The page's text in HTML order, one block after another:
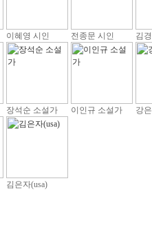
이혜영 시인 전종문 시인 김
장석순 소설가 이인규 소설가 강
김은자(usa)